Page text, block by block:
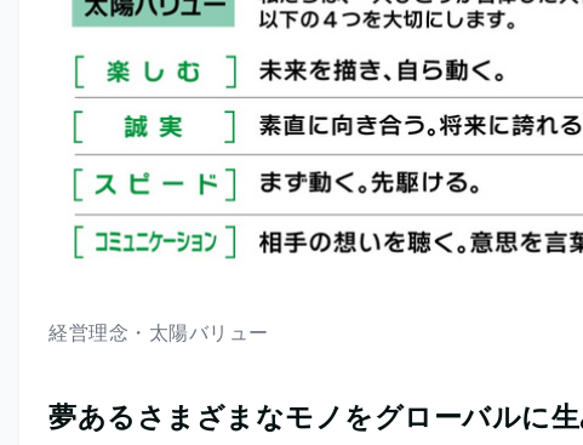
経営理念・太陽バリュー
夢あるさまざまなモノをグローバルに